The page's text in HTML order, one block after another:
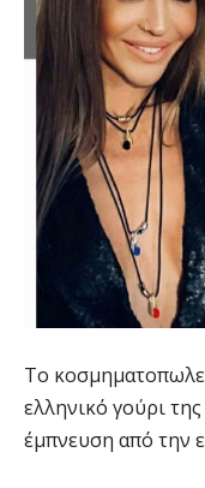
Το
ελληνικό γούρι
έμπνευση από την